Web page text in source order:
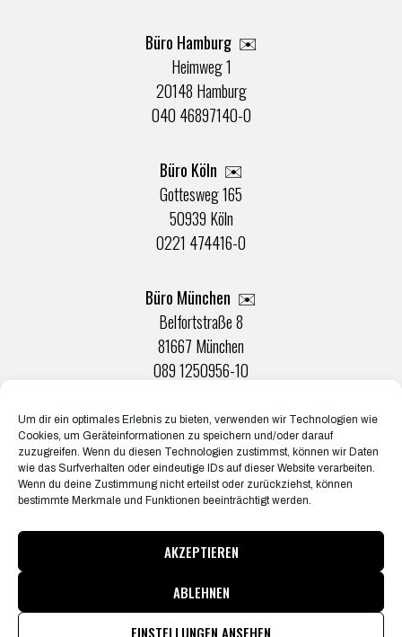
Um dir ein optimales Erlebnis zu bieten, verwenden wir Technologien wie
Cookies, um Geräteinformationen zu speichern und/oder darauf
zuzugreifen. Wenn du diesen Technologien zustimmst, können wir Daten
wie das Surfverhalten oder eindeutige IDs auf dieser Website verarbeiten.
Wenn du deine Zustimmung nicht erteilst oder zurückziehst, können
bestimmte Merkmale und Funktionen beeinträchtigt werden.
AKZEPTIEREN
ABLEHNEN
EINSTELLUNGEN ANSEHEN
Büro Hamburg ✉️
Heimweg 1
20148 Hamburg
040 46897140-0
Büro Köln ✉️
Gottesweg 165
50939 Köln
0221 474416-0
Büro München ✉️
Belfortstraße 8
81667 München
089 1250956-10
Büro Münster ✉️
Rudolf-Von-Langen-Str. 42
48147 Münster
0251 20132-0
© Konzertbüro Schoneberg 2026
Pressematerial & Akkreditierungen